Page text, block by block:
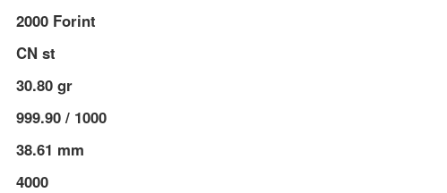
2000 Forint
CN st
30.80 gr
999.90 / 1000
38.61 mm
4000